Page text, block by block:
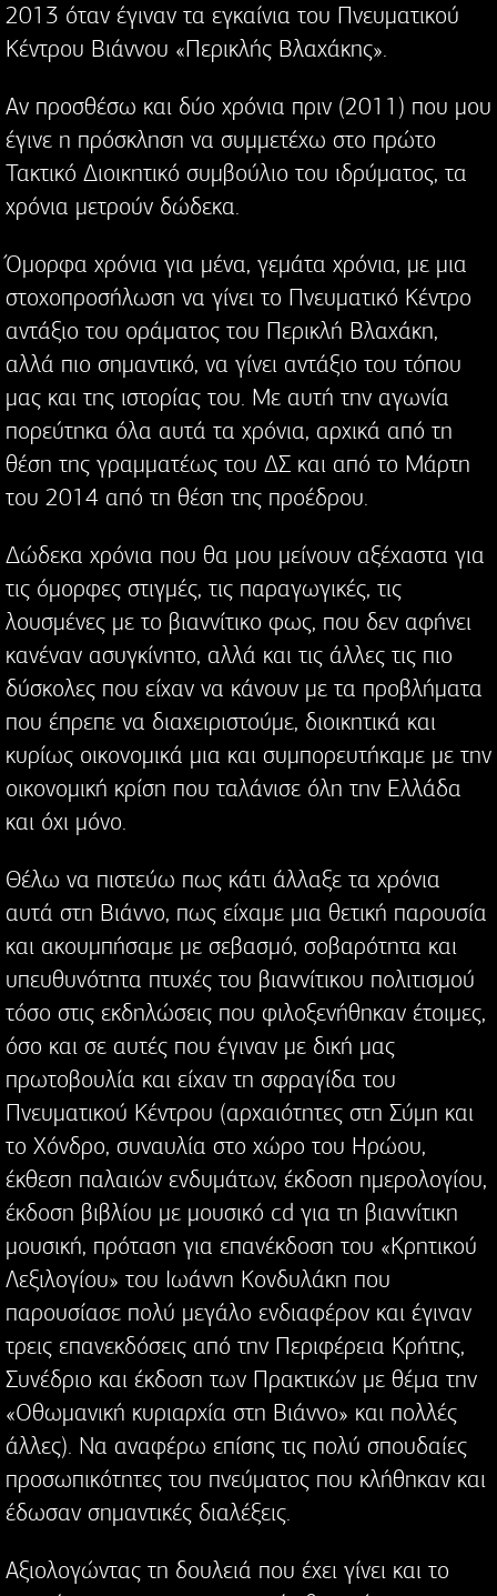
2013 όταν έγιναν τα εγκαίνια του Πνευματικού
Κέντρου Βιάννου «Περικλής Βλαχάκης».
Αν προσθέσω και δύο χρόνια πριν (2011) που μου
έγινε η πρόσκληση να συμμετέχω στο πρώτο
Τακτικό Διοικητικό συμβούλιο του ιδρύματος, τα
χρόνια μετρούν δώδεκα.
Όμορφα χρόνια για μένα, γεμάτα χρόνια, με μια
στοχοπροσήλωση να γίνει το Πνευματικό Κέντρο
αντάξιο του οράματος του Περικλή Βλαχάκη,
αλλά πιο σημαντικό, να γίνει αντάξιο του τόπου
μας και της ιστορίας του. Με αυτή την αγωνία
πορεύτηκα όλα αυτά τα χρόνια, αρχικά από τη
θέση της γραμματέως του ΔΣ και από το Μάρτη
του 2014 από τη θέση της προέδρου.
Δώδεκα χρόνια που θα μου μείνουν αξέχαστα για
τις όμορφες στιγμές, τις παραγωγικές, τις
λουσμένες με το βιαννίτικο φως, που δεν αφήνει
κανέναν ασυγκίνητο, αλλά και τις άλλες τις πιο
δύσκολες που είχαν να κάνουν με τα προβλήματα
που έπρεπε να διαχειριστούμε, διοικητικά και
κυρίως οικονομικά μια και συμπορευτήκαμε με την
οικονομική κρίση που ταλάνισε όλη την Ελλάδα
και όχι μόνο.
Θέλω να πιστεύω πως κάτι άλλαξε τα χρόνια
αυτά στη Βιάννο, πως είχαμε μια θετική παρουσία
και ακουμπήσαμε με σεβασμό, σοβαρότητα και
υπευθυνότητα πτυχές του βιαννίτικου πολιτισμού
τόσο στις εκδηλώσεις που φιλοξενήθηκαν έτοιμες,
όσο και σε αυτές που έγιναν με δική μας
πρωτοβουλία και είχαν τη σφραγίδα του
Πνευματικού Κέντρου (αρχαιότητες στη Σύμη και
το Χόνδρο, συναυλία στο χώρο του Ηρώου,
έκθεση παλαιών ενδυμάτων, έκδοση ημερολογίου,
έκδοση βιβλίου με μουσικό cd για τη βιαννίτικη
μουσική, πρόταση για επανέκδοση του «Κρητικού
Λεξιλογίου» του Ιωάννη Κονδυλάκη που
παρουσίασε πολύ μεγάλο ενδιαφέρον και έγιναν
τρεις επανεκδόσεις από την Περιφέρεια Κρήτης,
Συνέδριο και έκδοση των Πρακτικών με θέμα την
«Οθωμανική κυριαρχία στη Βιάννο» και πολλές
άλλες). Να αναφέρω επίσης τις πολύ σπουδαίες
προσωπικότητες του πνεύματος που κλήθηκαν και
έδωσαν σημαντικές διαλέξεις.
Αξιολογώντας τη δουλειά που έχει γίνει και το